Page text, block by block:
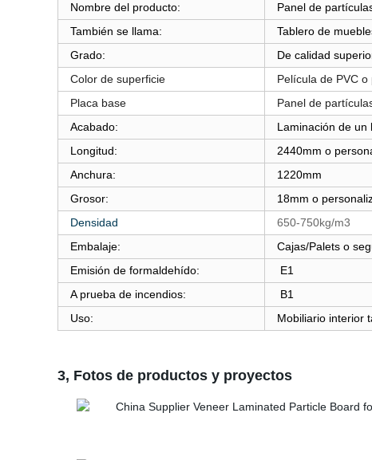
Nombre del producto:
Panel de
También se llama:
Tablero de
Grado:
De calidad
Color de superficie
Película de PVC
Placa base
Panel de
Acabado:
Laminación de un
Longitud:
2440mm o
Anchura:
1220mm
Grosor:
18mm o
Densidad
650-750kg/m3
Embalaje:
Cajas/Palets o
Emisión de formaldehído:
E1
A prueba de incendios:
B1
Uso:
Mobiliario interior
3, Fotos de productos y proyectos